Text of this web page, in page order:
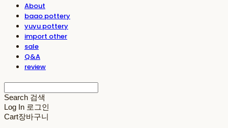
About
baao pottery
yuyu pottery
import other
sale
Q&A
review
Search 검색
Log In 로그인
Cart장바구니